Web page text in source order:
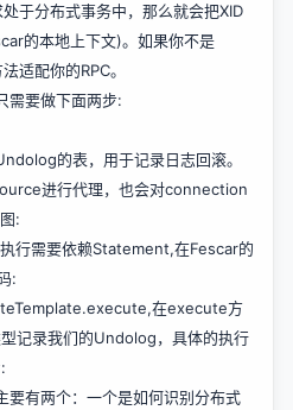
于分布式事务中，那么就会把XID
的本地上下文)。如果你不是
适配你的RPC。
需要做下面两步:
的表，用于记录日志回滚。
进行代理，也会对connection
:
行需要依赖Statement,在Fescar的
:
在execute方
记录我们的Undolog，具体的执行
要有两个：一个是如何识别分布式